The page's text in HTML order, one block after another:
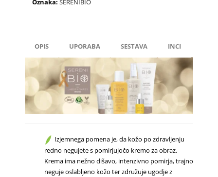
Oznaka: SERENIBIO
OPIS UPORABA SESTAVA INCI
Izjemnega pomena je, da kožo po zdravljenju
redno negujete s pomirjujočo kremo za obraz.
Krema ima nežno dišavo, intenzivno pomirja, trajno
neguje oslabljeno kožo ter združuje ugodje z